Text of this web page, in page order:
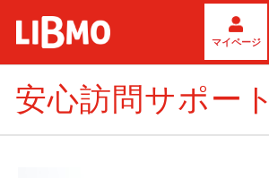
マイページ
安心訪問サポート